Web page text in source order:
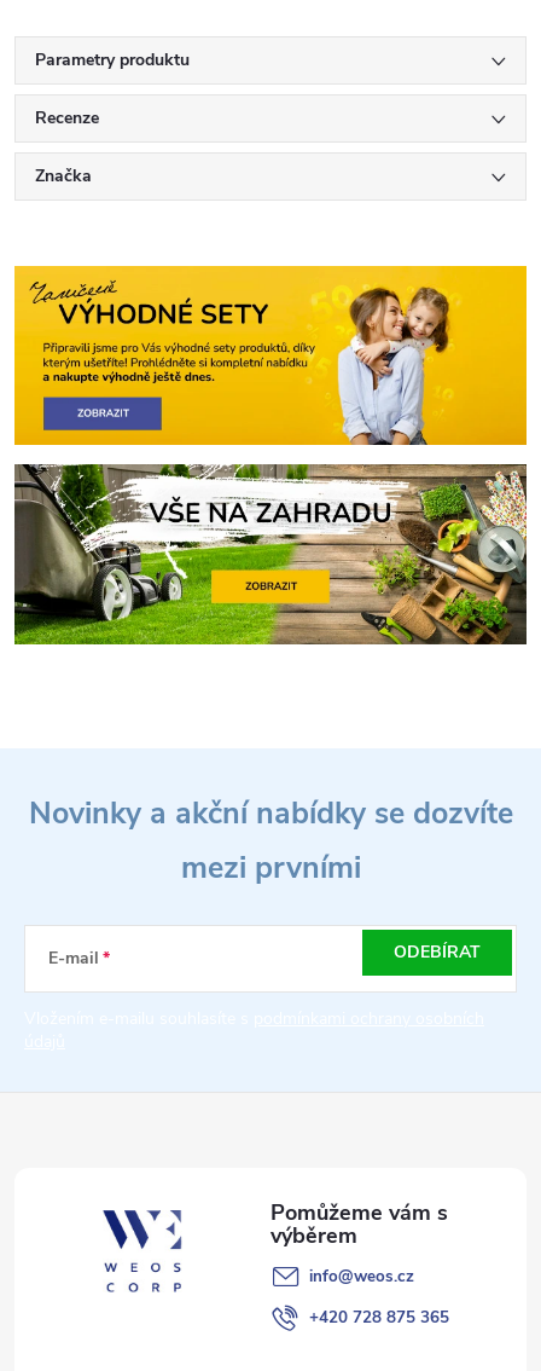
Parametry produktu
Recenze
Značka
í
Novinky a akční nabídky se dozvíte
mezi prvními
E-mail ODEBÍRAT
info@weos.cz
+420 728 875 365